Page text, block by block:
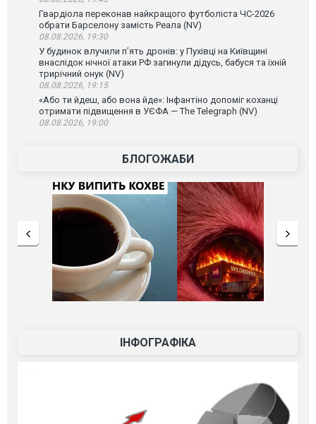
Гвардіола переконав найкращого футболіста ЧС-2026
обрати Барселону замість Реала (NV)
08.08.2026, 19:30
У будинок влучили п’ять дронів: у Пухівці на Київщині
внаслідок нічної атаки РФ загинули дідусь, бабуся та їхній
трирічний онук (NV)
08.08.2026, 19:15
«Або ти йдеш, або вона йде»: Інфантіно допоміг коханці
отримати підвищення в УЄФА — The Telegraph (NV)
08.08.2026, 19:00
БЛОГОЖАБИ
ІНФОГРАФІКА